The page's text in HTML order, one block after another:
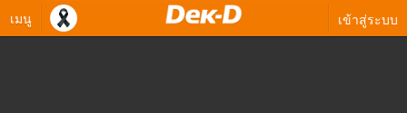
เมนู เข้าสู่ระบบ